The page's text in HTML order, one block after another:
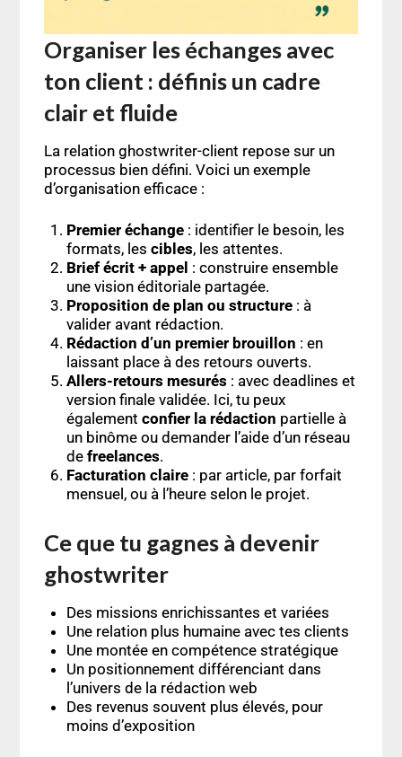
Organiser les échanges avec
ton client : définis un cadre
clair et fluide
La relation ghostwriter-client repose sur un
processus bien défini. Voici un exemple
d’organisation efficace :
Premier échange: identifier le besoin, les
formats, les cibles, les attentes.
Brief écrit + appel : construire ensemble
une vision éditoriale partagée.
Proposition de plan ou structure: à
valider avant rédaction.
Rédaction d’un premier brouillon : en
laissant place à des retours ouverts.
Allers-retours mesurés : avec deadlines et
version finale validée. Ici, tu peux
également confier la rédaction partielle à
un binôme ou demander l’aide d’un réseau
de freelances.
Facturation claire: par article, par forfait
mensuel, ou à l’heure selon le projet.
Ce que tu gagnes à devenir
ghostwriter
Des missions enrichissantes et variées
Une relation plus humaine avec tes clients
Une montée en compétence stratégique
Un positionnement différenciant dans
l’univers de la rédaction web
Des revenus souvent plus élevés, pour
moins d’exposition